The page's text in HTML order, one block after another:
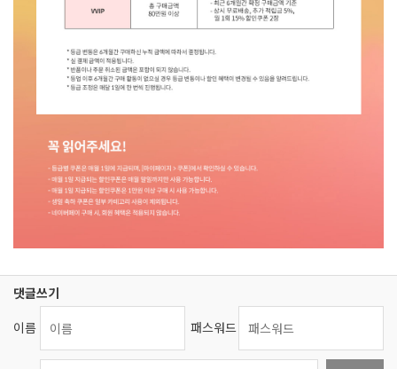
댓글쓰기
이름 패스워드